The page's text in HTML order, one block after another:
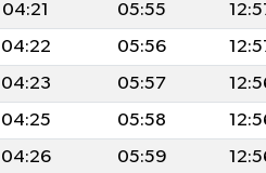
04:21 05:55
04:22 05:56
04:23 05:57
04:25 05:58
04:26 05:59